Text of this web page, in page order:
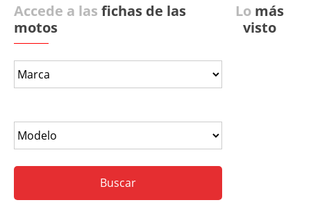
Accede a las fichas de las
motos
Lo más
visto